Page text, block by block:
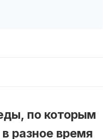
по которым
разное время